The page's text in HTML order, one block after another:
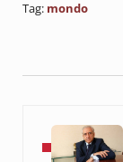
Tag: mondo